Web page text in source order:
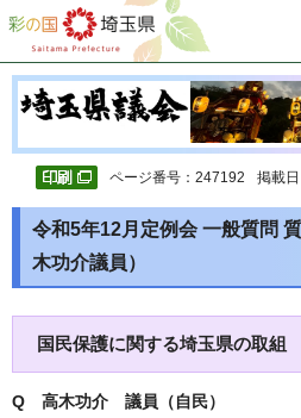
彩の国 埼玉県
ページ番号：247192 掲載
令和5年12月定例会 一般質問
木功介議員）
国民保護に関する埼玉県の取組
Q 高木功介 議員（自民）